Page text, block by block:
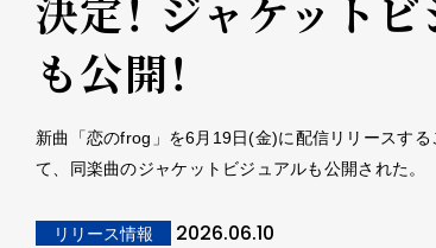
決定！ ジャケット
も公開！
新曲「恋のfrog」を6月19日(金)に配信リリースす
て、同楽曲のジャケットビジュアルも公開された。
リリース情報 2026.06.10